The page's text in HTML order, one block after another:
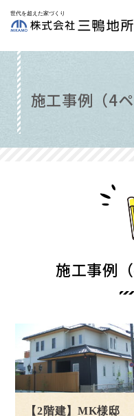
施工事例（4ペ
施工事例
【2階建】MK様邸